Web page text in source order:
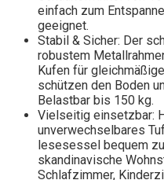
einfach zum
geeignet.
Stabil & Sicher: Der
robustem
Kufen für
schützen den Boden
Belastbar bis 150 kg.
Vielseitig einsetzbar:
unverwechselbares
lesesessel bequem
skandinavische
Schlafzimmer,